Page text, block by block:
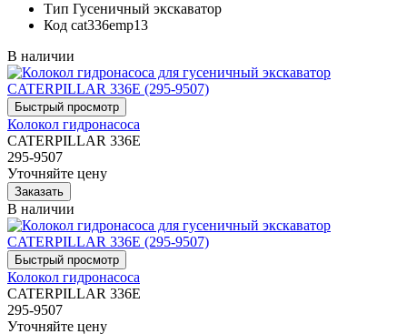
Тип Гусеничный экскаватор
Код cat336emp13
В наличии
Колокол гидронасоса
CATERPILLAR 336E
295-9507
Уточняйте цену
В наличии
Колокол гидронасоса
CATERPILLAR 336E
295-9507
Уточняйте цену